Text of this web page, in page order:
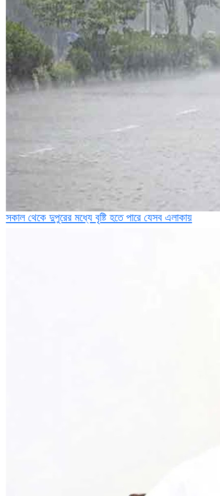
সকাল থেকে দুপুরের মধ্যে বৃষ্টি হতে পারে যেসব এলাকায়